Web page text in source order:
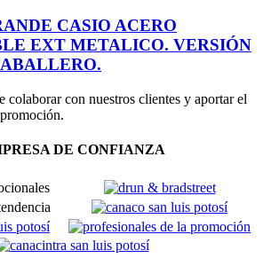
CASIO ACERO
EXT METALICO. VERSIÓN
colaborar con nuestros clientes y aportar el
DE CONFIANZA